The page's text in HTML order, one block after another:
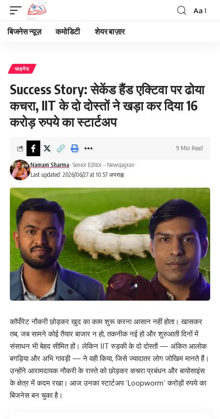
Font
Aa
बिजनेस न्यूज़ कमोडिटी शेयर बाज़ार
फाइनेंस
Success Story: सेकेंड हैंड एक्टिवा पर ढोया
कचरा, IIT के दो दोस्तों ने खड़ा कर दिया 16
करोड़ रुपये का स्टार्टअप
Last updated: 2026/06/27 at 10:57 अपराह्न
Namam Sharma- Senior Editor – Newsjagran
9 Min Read
कॉर्पोरेट नौकरी छोड़कर खुद का काम शुरू करना आसान नहीं होता। खासकर
तब, जब सामने कोई तैयार बाजार न हो, तकनीक नई हो और शुरुआती दिनों में
संसाधन भी बेहद सीमित हों। लेकिन IIT रुड़की के दो दोस्तों — अंकित आलोक
बगड़िया और अभि गावड़ी — ने वही किया, जिसे ज्यादातर लोग जोखिम मानते हैं।
उन्होंने आरामदायक नौकरी के रास्ते को छोड़कर कचरा प्रबंधन और बायोसाइंस
के क्षेत्र में कदम रखा। आज उनका स्टार्टअप ‘Loopworm’ करोड़ों रुपये का
बिजनेस बन चुका है।